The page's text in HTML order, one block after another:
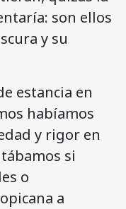
son ellos
y su
estancia en
habíamos
y rigor en
si
o
a